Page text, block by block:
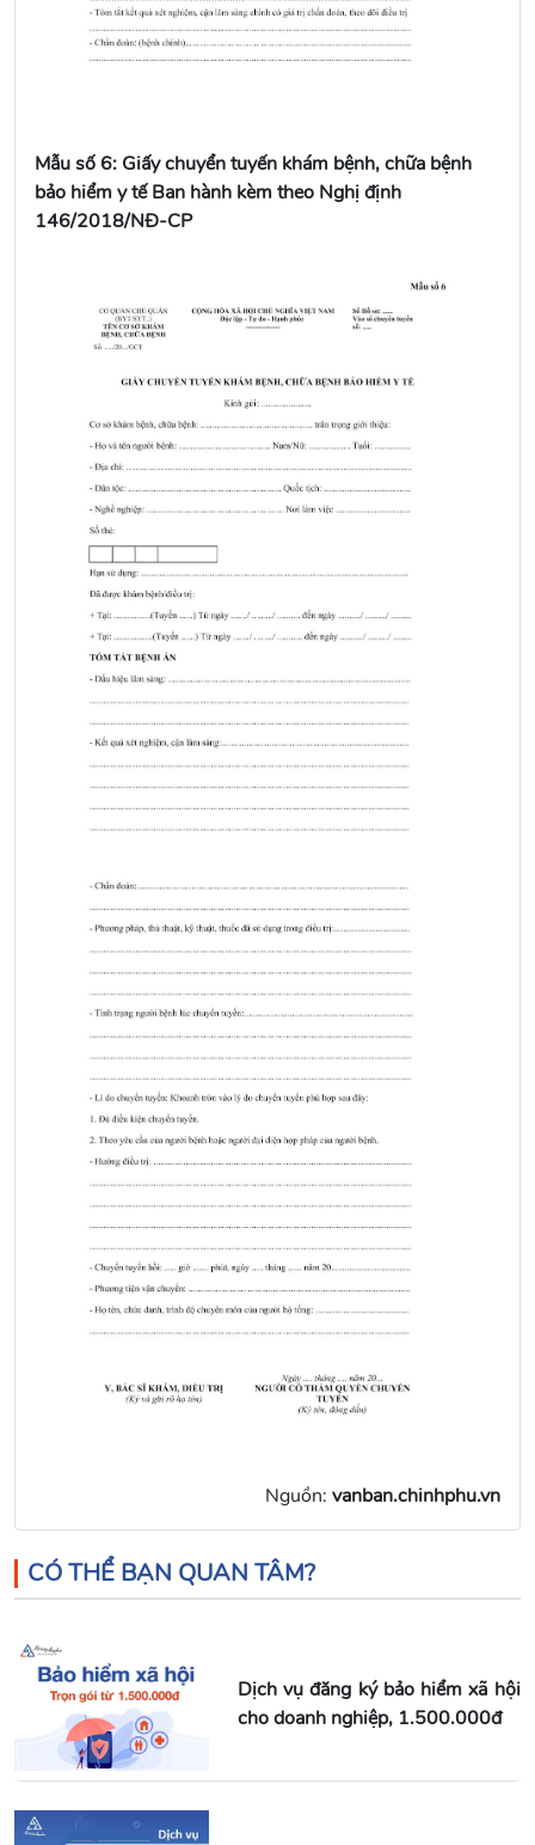
Mẫu số 6: Giấy chuyển tuyến khám bệnh, chữa bệnh
bảo hiểm y tế Ban hành kèm theo Nghị định
146/2018/NĐ-CP
Nguồn: vanban.chinhphu.vn
CÓ THỂ BẠN QUAN TÂM?
Dịch vụ đăng ký bảo hiểm xã hội
cho doanh nghiệp, 1.500.000đ